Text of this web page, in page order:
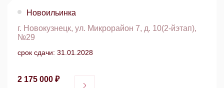
Новоильинка
г. Новокузнецк, ул. Микрорайон 7, д. 10(2-йэтап),
№29
срок сдачи: 31.01.2028
2 175 000 ₽